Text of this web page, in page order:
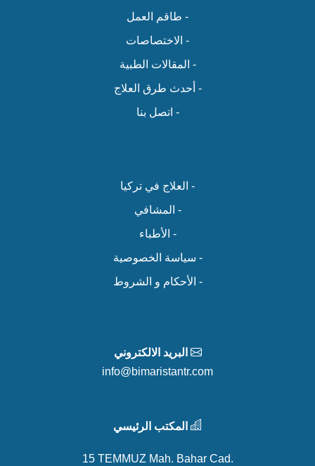
- طاقم العمل
- الاختصاصات
- المقالات الطبية
- أحدث طرق العلاج
- اتصل بنا
- العلاج في تركيا
- المشافي
- الأطباء
- سياسة الخصوصية
- الأحكام و الشروط
البريد الالكتروني
info@bimaristantr.com
المكتب الرئيسي
15 TEMMUZ Mah. Bahar Cad.